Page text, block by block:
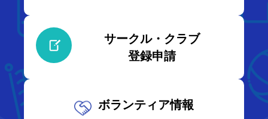
サークル・クラブ
登録申請
ボランティア情報